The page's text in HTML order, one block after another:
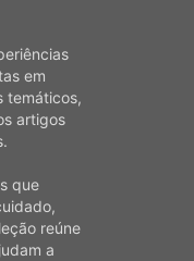
em
temáticos,
artigos
que
reúne
a